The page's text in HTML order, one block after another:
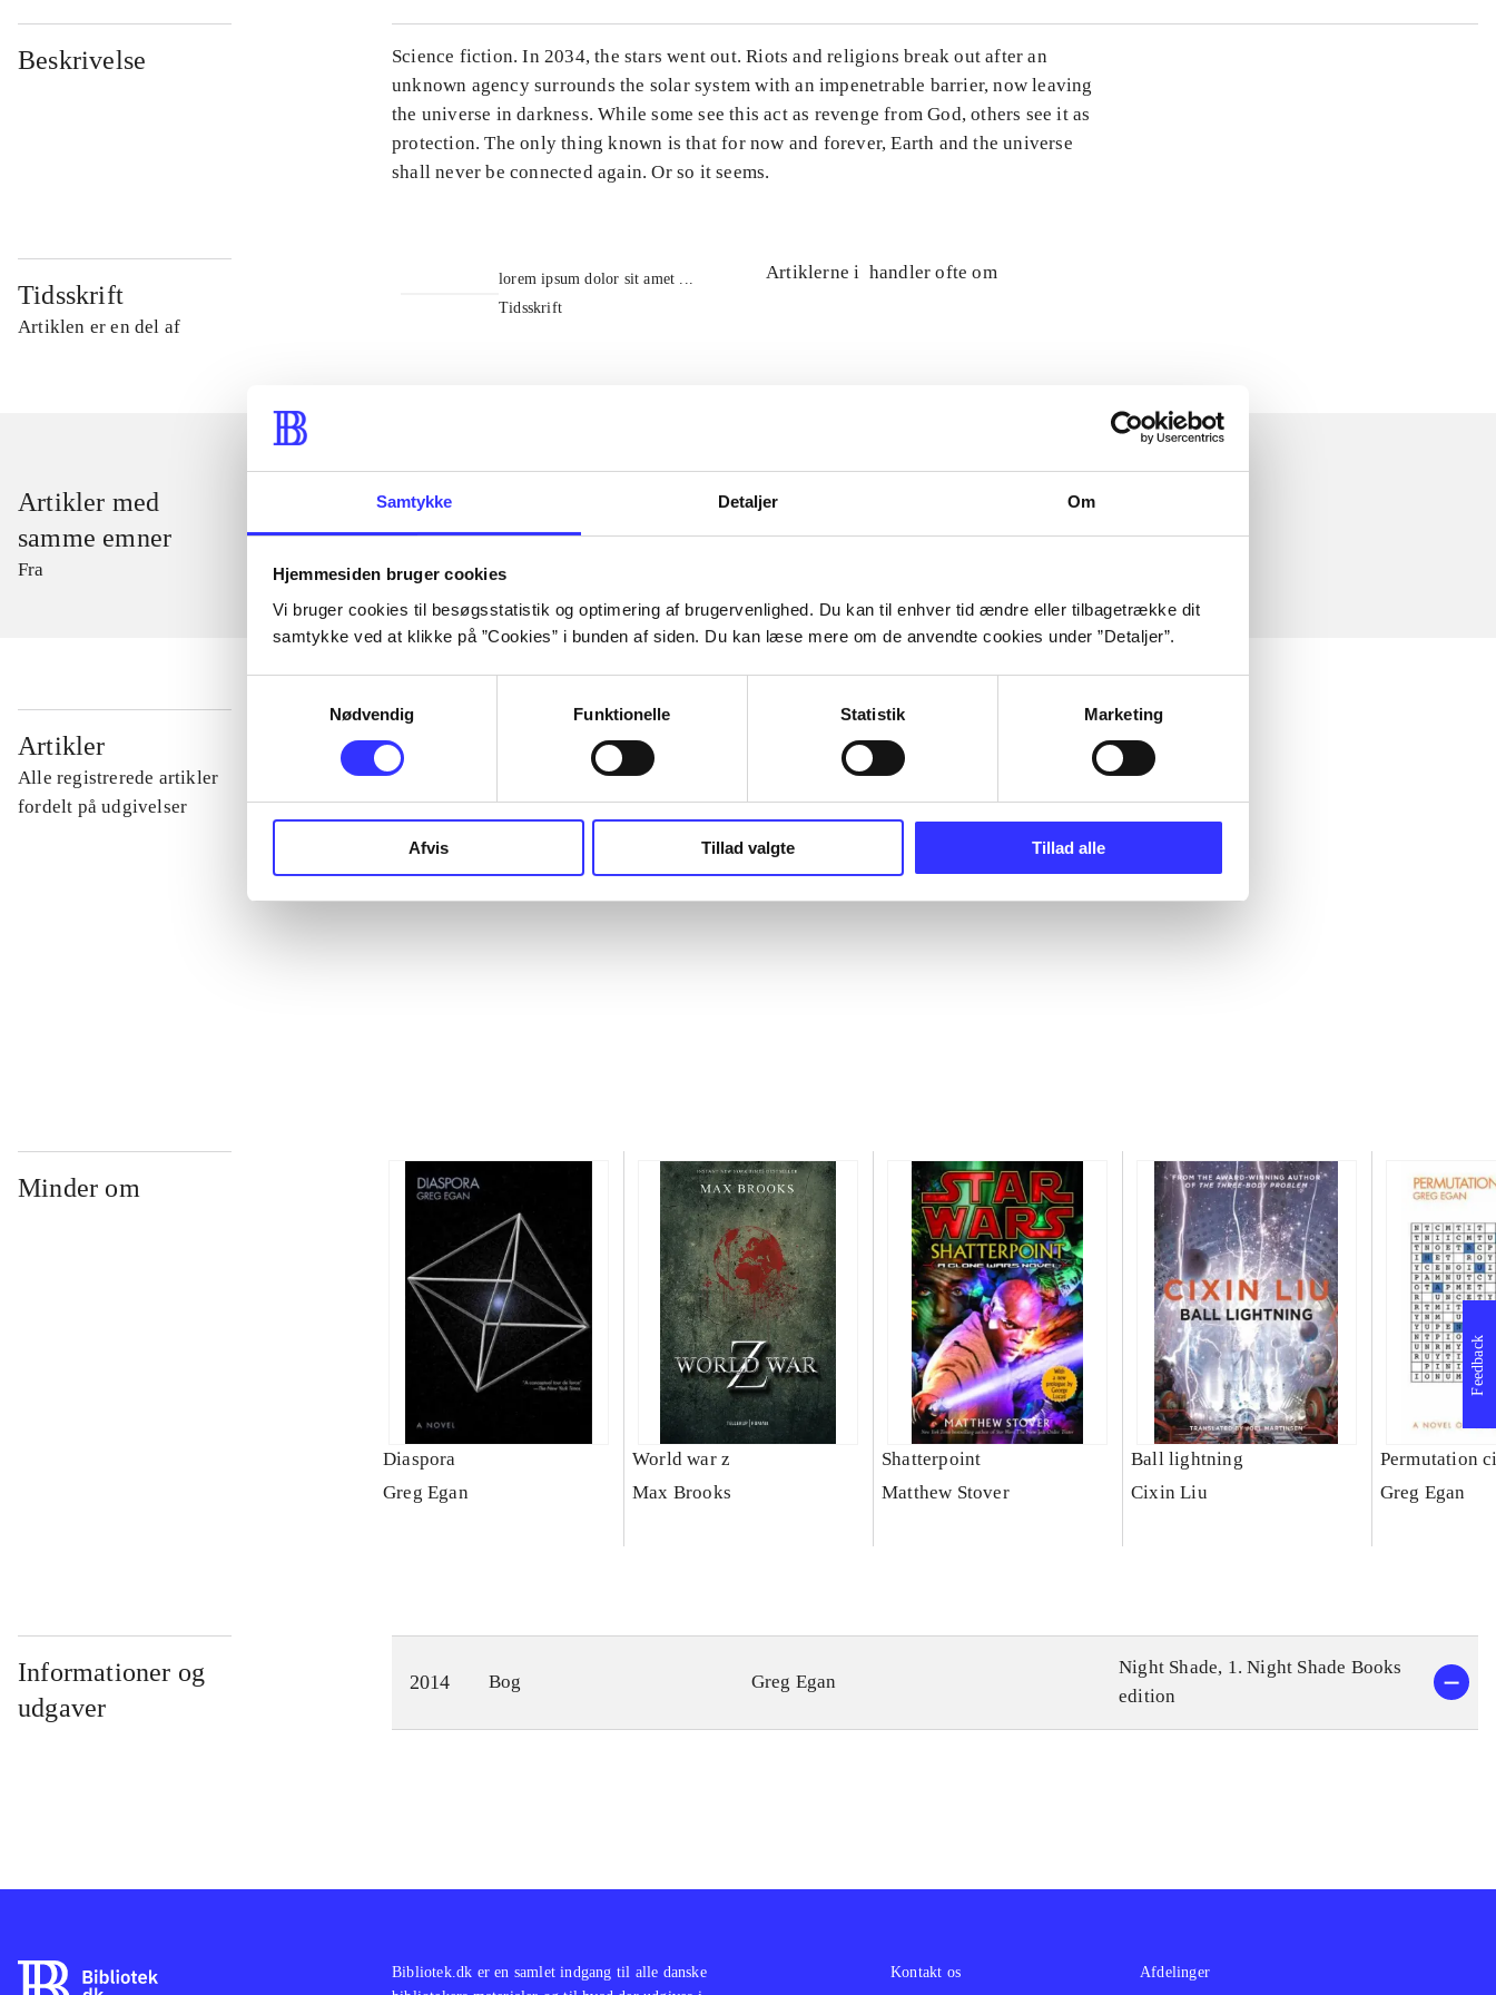
Samtykke Detaljer Om
Hjemmesiden bruger cookies
Vi bruger cookies til besøgsstatistik og optimering af brugervenlighed. Du kan til enhver tid ændre eller tilbagetrække dit
samtykke ved at klikke på ”Cookies” i bunden af siden. Du kan læse mere om de anvendte cookies under ”Detaljer”.
Nødvendig
Funktionelle Statistik Marketing
Afvis Tillad valgte Tillad alle
Beskrivelse
Science fiction. In 2034, the stars went out. Riots and religions break out after an
unknown agency surrounds the solar system with an impenetrable barrier, now leaving
the universe in darkness. While some see this act as revenge from God, others see it as
protection. The only thing known is that for now and forever, Earth and the universe
shall never be connected again. Or so it seems.
Tidsskrift
Artiklen er en del af
lorem ipsum dolor sit amet ...
Tidsskrift
Artiklerne i handler ofte om
Artikler med
samme emner
Fra
Artikler
Alle registrerede artikler
fordelt på udgivelser
...
...
Minder om
Diaspora
Greg Egan
World war z
Max Brooks
Shatterpoint
Matthew Stover
Ball lightning
Cixin Liu
Permutation
Greg Egan
Informationer og
udgaver
2014 Bog Greg Egan
Night Shade, 1. Night Shade Books
edition
Feedback
Bibliotek.dk er en samlet indgang til alle danske
Kontakt os Afdelinger